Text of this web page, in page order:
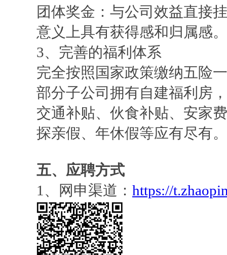
团体奖金：与公司效益直接
意义上具有获得感和归属感。
3、完善的福利体系
完全按照国家政策缴纳五险
部分子公司拥有自建福利房
交通补贴、伙食补贴、安家
探亲假、年休假等应有尽有。
五、应聘方式
1、网申渠道： https://